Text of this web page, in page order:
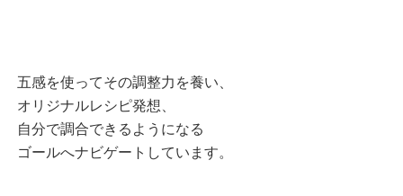
五感を使ってその調整力を養い、
オリジナルレシピ発想、
自分で調合できるようになる
ゴールへナビゲートしています。